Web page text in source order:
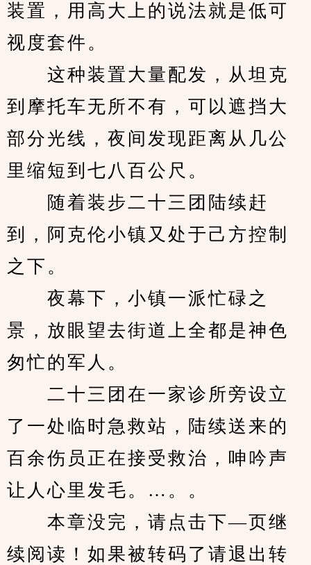
装置，用高大上的说法就是低可
视度套件。
这种装置大量配发，从坦克
到摩托车无所不有，可以遮挡大
部分光线，夜间发现距离从几公
里缩短到七八百公尺。
随着装步二十三团陆续赶
到，阿克伦小镇又处于己方控制
之下。
夜幕下，小镇一派忙碌之
景，放眼望去街道上全都是神色
匆忙的军人。
二十三团在一家诊所旁设立
了一处临时急救站，陆续送来的
百余伤员正在接受救治，呻吟声
让人心里发毛。…。。
本章没完，请点击下—页继
续阅读！如果被转码了请退出转